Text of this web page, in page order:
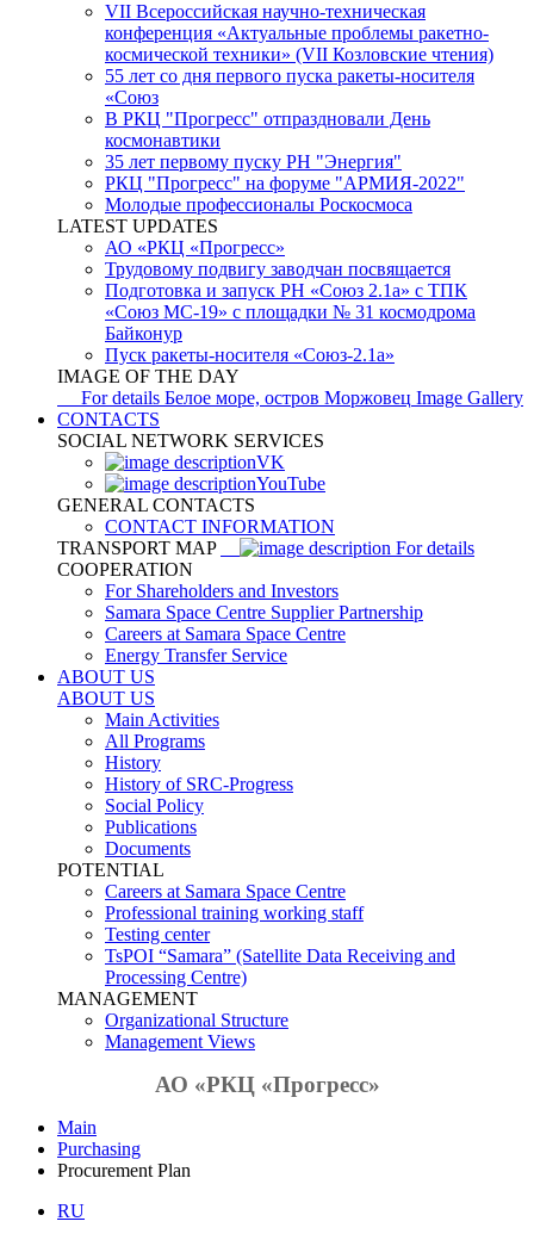
VII Всероссийская научно-техническая
конференция «Актуальные проблемы ракетно-
космической техники» (VII Козловские чтения)
55 лет со дня первого пуска ракеты-носителя
«Союз
В РКЦ "Прогресс" отпраздновали День
космонавтики
35 лет первому пуску РН "Энергия"
РКЦ "Прогресс" на форуме "АРМИЯ-2022"
Молодые профессионалы Роскосмоса
LATEST UPDATES
АО «РКЦ «Прогресс»
Трудовому подвигу заводчан посвящается
Подготовка и запуск РН «Союз 2.1а» с ТПК
«Союз МС-19» с площадки № 31 космодрома
Байконур
Пуск ракеты-носителя «Союз-2.1а»
IMAGE OF THE DAY
For details Белое море, остров Моржовец Image Gallery
CONTACTS
SOCIAL NETWORK SERVICES
VK
YouTube
GENERAL CONTACTS
CONTACT INFORMATION
TRANSPORT MAP
For details
COOPERATION
For Shareholders and Investors
Samara Space Centre Supplier Partnership
Careers at Samara Space Centre
Energy Transfer Service
ABOUT US
ABOUT US
Main Activities
All Programs
History
History of SRC-Progress
Social Policy
Publications
Documents
POTENTIAL
Careers at Samara Space Centre
Professional training working staff
Testing center
TsPOI “Samara” (Satellite Data Receiving and
Processing Centre)
MANAGEMENT
Organizational Structure
Management Views
АО «РКЦ «Прогресс»
Main
Purchasing
Procurement Plan
RU